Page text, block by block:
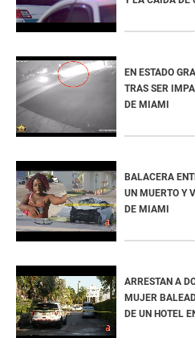
EN ESTADO
TRAS SER
DE MIAMI
BALACERA
UN MUERTO Y VIOLENTO ACCIDENTE EN EL NW
DE MIAMI
ARRESTAN A
MUJER
DE UN HOTEL